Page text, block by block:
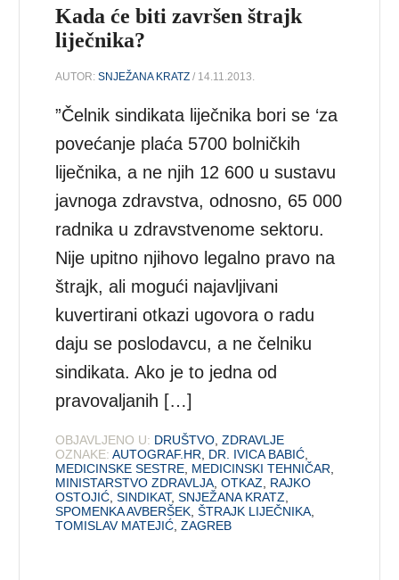
Kada će biti završen štrajk
liječnika?
AUTOR:SNJEŽANA KRATZ / 14.11.2013.
”Čelnik sindikata liječnika bori se ‘za
povećanje plaća 5700 bolničkih
liječnika, a ne njih 12 600 u sustavu
javnoga zdravstva, odnosno, 65 000
radnika u zdravstvenome sektoru.
Nije upitno njihovo legalno pravo na
štrajk, ali mogući najavljivani
kuvertirani otkazi ugovora o radu
daju se poslodavcu, a ne čelniku
sindikata. Ako je to jedna od
pravovaljanih […]
OBJAVLJENO U: DRUŠTVO ,ZDRAVLJE
OZNAKE: AUTOGRAF.HR DR. IVICA BABIĆ
MEDICINSKE SESTRE MEDICINSKI TEHNIČAR
MINISTARSTVO ZDRAVLJA ,OTKAZ
RAJKO
OSTOJIĆ ,SINDIKAT,SNJEŽANA KRATZ
SPOMENKA AVBERŠEK ,ŠTRAJK LIJEČNIKA
TOMISLAV MATEJIĆ ,ZAGREB